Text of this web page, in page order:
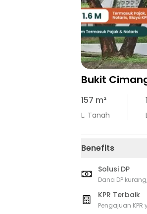
Bukit
157 m²
L. Tanah
Benefits
Solusi DP
Dana DP
KPR Terbaik
Pengajuan